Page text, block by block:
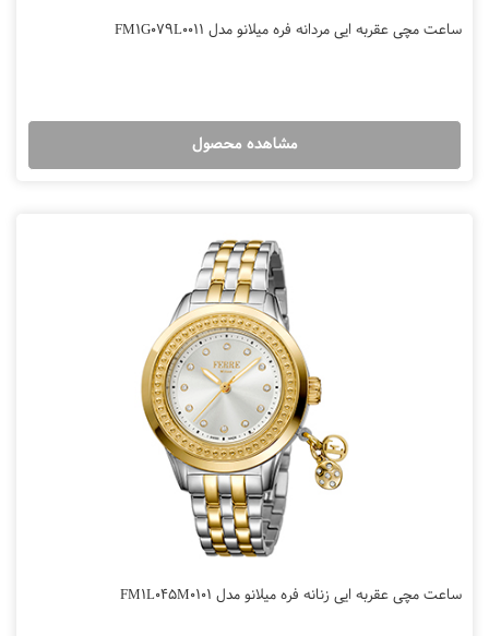
ساعت مچی عقربه ایی مردانه فره میلانو مدل FM1G079L0011
مشاهده محصول
ساعت مچی عقربه ایی زنانه فره میلانو مدل FM1L045M0101